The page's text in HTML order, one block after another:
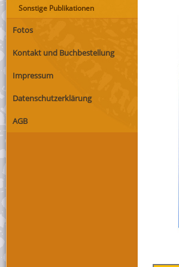
Sonstige Publikationen
Fotos
Kontakt und Buchbestellung
Impressum
Datenschutzerklärung
AGB